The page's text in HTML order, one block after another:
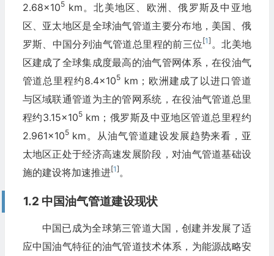
2.68×105km。北美地区、欧洲、俄罗斯及中亚地
区、亚太地区是全球油气管道主要分布地，美国、俄
罗斯、中国分列油气管道总里程的前三位[1] 。北美地
区建成了全球集成度最高的油气管网体系，在役油气
管道总里程约8.4×105 km；欧洲建成了以进口管道
与区域联通管道为主的管网系统，在役油气管道总里
程约3.15×105km；俄罗斯及中亚地区管道总里程约
2.961×105km。从油气管道建设发展趋势来看，亚
太地区正处于经济高速发展阶段，对油气管道基础设
施的建设将加速推进[1]。
1.2 中国油气管道建设现状
中国已成为全球第三管道大国，创建并发展了适
应中国油气特征的油气管道技术体系，为能源战略安